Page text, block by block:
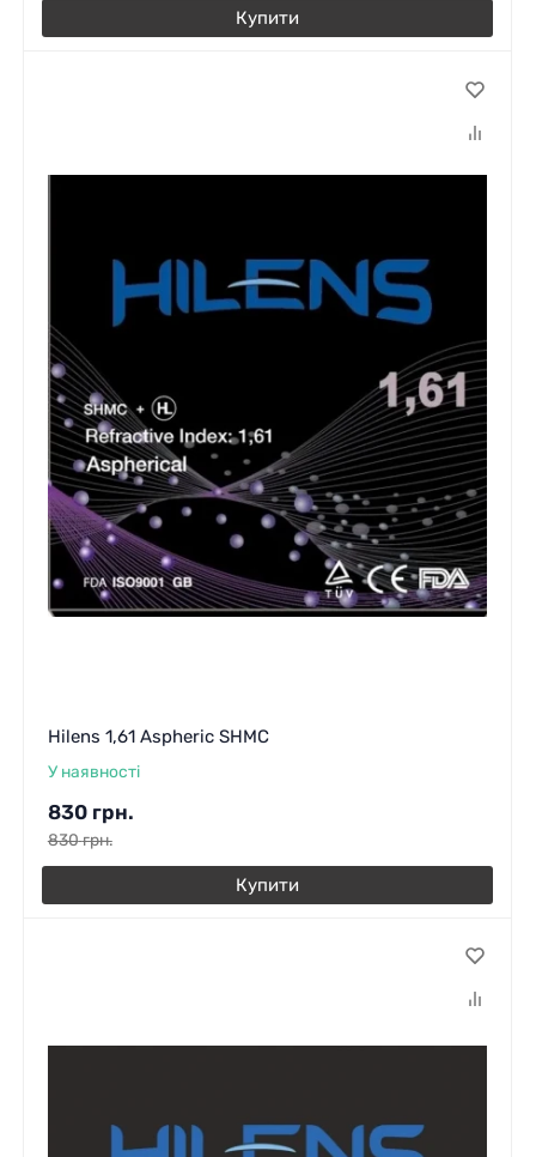
Купити
Hilens 1,61 Aspheric SHMC
У наявності
830 грн.
830грн.
Купити